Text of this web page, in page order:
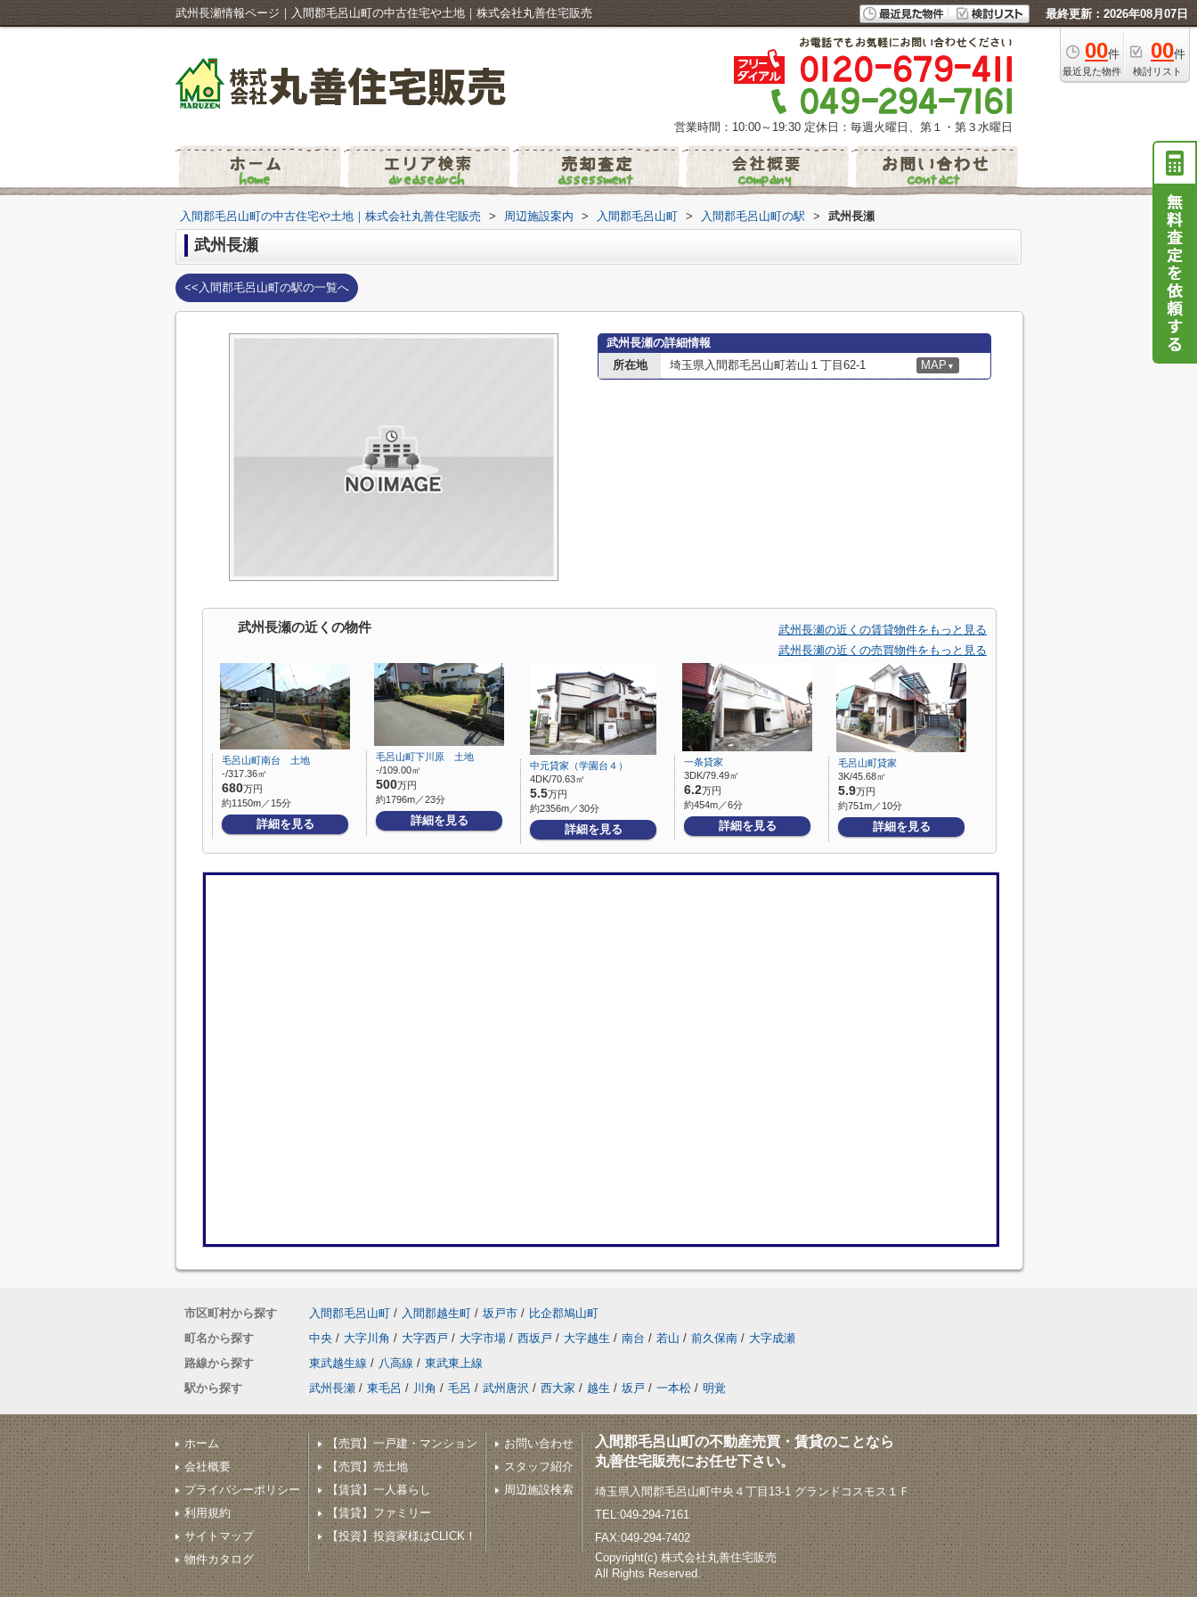
武州長瀬情報ページ｜入間郡毛呂山町の中古住宅や土地｜株式会社丸善住宅販売 最終更新：2026年08月07日
00件
最近見た物件
00件
検討リスト
営業時間：10:00～19:30 定休日：毎週火曜日、第１・第３水曜日
入間郡毛呂山町の中古住宅や土地｜株式会社丸善住宅販売 > 周辺施設案内 > 入間郡毛呂山町 > 入間郡毛呂山町の駅 > 武州長瀬
武州長瀬
<<入間郡毛呂山町の駅の一覧へ
武州長瀬の詳細情報
所在地
埼玉県入間郡毛呂山町若山１丁目62-1 MAP ▼
武州長瀬の近くの物件
武州長瀬の近くの賃貸物件をもっと見る
武州長瀬の近くの売買物件をもっと見る
毛呂山町南台 土地
-/317.36㎡
680万円
約1150m／15分
詳細を見る
毛呂山町下川原 土地
-/109.00㎡
500万円
約1796m／23分
詳細を見る
中元貸家（学園台４）
4DK/70.63㎡
5.5万円
約2356m／30分
詳細を見る
一条貸家
3DK/79.49㎡
6.2万円
約454m／6分
詳細を見る
毛呂山町貸家
3K/45.68㎡
5.9万円
約751m／10分
詳細を見る
市区町村から探す 入間郡毛呂山町 / 入間郡越生町 / 坂戸市 / 比企郡鳩山町
町名から探す
中央 / 大字川角 / 大字西戸 / 大字市場 / 西坂戸 / 大字越生 / 南台 / 若山 / 前久保南 / 大字成瀬
路線から探す
東武越生線 / 八高線 / 東武東上線
駅から探す
武州長瀬 / 東毛呂 / 川角 / 毛呂 / 武州唐沢 / 西大家 / 越生 / 坂戸 / 一本松 / 明覚
ホーム
会社概要
プライバシーポリシー
利用規約
サイトマップ
物件カタログ
【売買】一戸建・マンション
【売買】売土地
【賃貸】一人暮らし
【賃貸】ファミリー
【投資】投資家様はCLICK！
お問い合わせ
スタッフ紹介
周辺施設検索
入間郡毛呂山町の不動産売買・賃貸のことなら
丸善住宅販売にお任せ下さい。
埼玉県入間郡毛呂山町中央４丁目13-1 グランドコスモス１Ｆ
TEL:049-294-7161
FAX:049-294-7402
Copyright(c) 株式会社丸善住宅販売
All Rights Reserved.